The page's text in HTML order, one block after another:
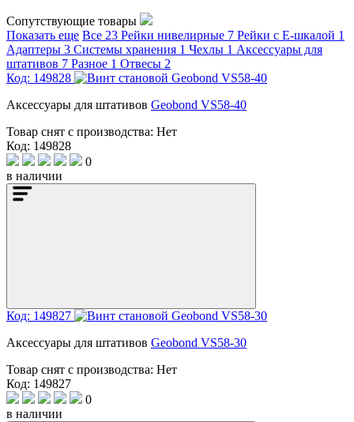
Сопутствующие товары
Показать еще Все 23 Рейки нивелирные 7 Рейки с Е-шкалой 1
Адаптеры 3 Системы хранения 1 Чехлы 1 Аксессуары для
штативов 7 Разное 1 Отвесы 2
Код: 149828
Аксессуары для штативов Geobond VS58-40
Товар снят с производства: Нет
Код: 149828
0
в наличии
Код: 149827
Аксессуары для штативов Geobond VS58-30
Товар снят с производства: Нет
Код: 149827
0
в наличии